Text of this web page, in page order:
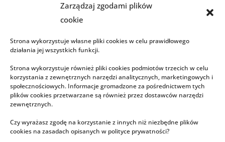
Zarządzaj zgodami plików
cookie
Strona wykorzystuje własne pliki cookies w celu prawidłowego
działania jej wszystkich funkcji.
Strona wykorzystuje również pliki cookies podmiotów trzecich w celu
korzystania z zewnętrznych narzędzi analitycznych, marketingowych i
społecznościowych. Informacje gromadzone za pośrednictwem tych
plików cookies przetwarzane są również przez dostawców narzędzi
zewnętrznych.
Czy wyrażasz zgodę na korzystanie z innych niż niezbędne plików
cookies na zasadach opisanych w polityce prywatności?
mama mamowskaz moim zdaniem
odstawienie od piersi Parentflix podcast poród
Rodzicielstwo Bliskości rozszerzanie diety sen
smoczek ssanie kciuka Tracy Hogg waga
wychowanie
zdrowie zęby złość